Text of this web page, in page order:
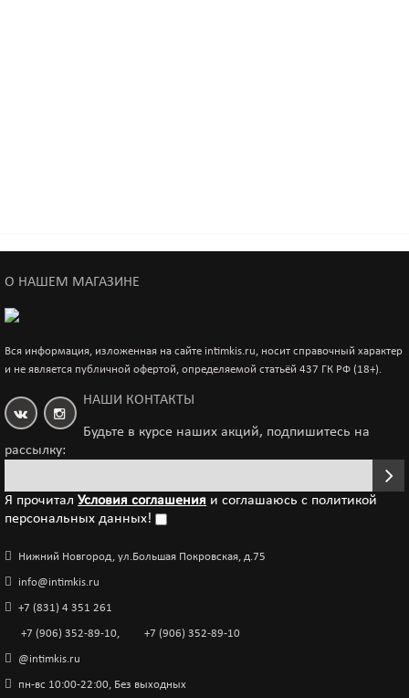
Анальный фаллоимитатор POPO Pleasure by TOYFA
2 220р.
Анальный фаллоимитатор, A-toys, 14см, черная
2 050р.
О НАШЕМ МАГАЗИНЕ
Вся информация, изложенная на сайте intimkis.ru, носит справочный характер
и не является публичной офертой, определяемой статьёй 437 ГК РФ (18+).
НАШИ КОНТАКТЫ
Будьте в курсе наших акций, подпишитесь на
рассылку:
Я прочитал Условия соглашения и соглашаюсь с политикой
персональных данных!
Нижний Новгород, ул.Большая Покровская, д.75
info@intimkis.ru
+7 (831) 4 351 261
+7 (906) 352-89-10, +7 (906) 352-89-10
@intimkis.ru
пн-вс 10:00-22:00, Без выходных